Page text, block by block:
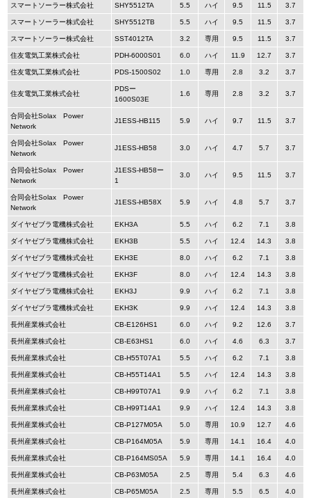
スマートソーラー株式会社 SHY5512TA 5.5 ハイ 9.5 11.5 3.7
スマートソーラー株式会社 SHY5512TB 5.5 ハイ 9.5 11.5 3.7
スマートソーラー株式会社 SST4012TA 3.2 専用 9.5 11.5 3.7
住友電気工業株式会社 PDH-6000S01 6.0 ハイ 11.9 12.7 3.7
住友電気工業株式会社 PDS-1500S02 1.0 専用 2.8 3.2 3.7
住友電気工業株式会社
PDSー
1600S03E
1.6 専用 2.8 3.2 3.7
合同会社Solax Power
Network
J1ESS-HB115 5.9 ハイ 9.7 11.5 3.7
合同会社Solax Power
Network
J1ESS-HB58 3.0 ハイ 4.7 5.7 3.7
合同会社Solax Power
Network
J1ESS-HB58ー
1
3.0 ハイ 9.5 11.5 3.7
合同会社Solax Power
Network
J1ESS-HB58X 5.9 ハイ 4.8 5.7 3.7
ダイヤゼブラ電機株式会社 EKH3A 5.5 ハイ 6.2 7.1 3.8
ダイヤゼブラ電機株式会社 EKH3B 5.5 ハイ 12.4 14.3 3.8
ダイヤゼブラ電機株式会社 EKH3E 8.0 ハイ 6.2 7.1 3.8
ダイヤゼブラ電機株式会社 EKH3F 8.0 ハイ 12.4 14.3 3.8
ダイヤゼブラ電機株式会社 EKH3J 9.9 ハイ 6.2 7.1 3.8
ダイヤゼブラ電機株式会社 EKH3K 9.9 ハイ 12.4 14.3 3.8
長州産業株式会社 CB-E126HS1 6.0 ハイ 9.2 12.6 3.7
長州産業株式会社 CB-E63HS1 6.0 ハイ 4.6 6.3 3.7
長州産業株式会社 CB-H55T07A1 5.5 ハイ 6.2 7.1 3.8
長州産業株式会社 CB-H55T14A1 5.5 ハイ 12.4 14.3 3.8
長州産業株式会社 CB-H99T07A1 9.9 ハイ 6.2 7.1 3.8
長州産業株式会社 CB-H99T14A1 9.9 ハイ 12.4 14.3 3.8
長州産業株式会社 CB-P127M05A 5.0 専用 10.9 12.7 4.6
長州産業株式会社 CB-P164M05A 5.9 専用 14.1 16.4 4.0
長州産業株式会社 CB-P164MS05A 5.9 専用 14.1 16.4 4.0
長州産業株式会社 CB-P63M05A 2.5 専用 5.4 6.3 4.6
長州産業株式会社 CB-P65M05A 2.5 専用 5.5 6.5 4.0